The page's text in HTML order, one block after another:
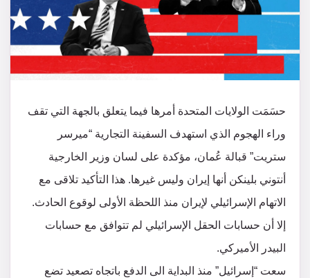
حسَمَت الولايات المتحدة أمرها فيما يتعلق بالجهة التي تقف
وراء الهجوم الذي استهدف السفينة التجارية “ميرسر
ستريت” قبالة عُمان، مؤكدة على لسان وزير الخارجية
أنتوني بلينكن أنها إيران وليس غيرها. هذا التأكيد تلاقى مع
الاتهام الإسرائيلي لإيران منذ اللحظة الأولى لوقوع الحادث.
إلا أن حسابات الحقل الإسرائيلي لم تتوافق مع حسابات
البيدر الأميركي.
سعت “إسرائيل” منذ البداية الى الدفع باتجاه تصعيد تضع